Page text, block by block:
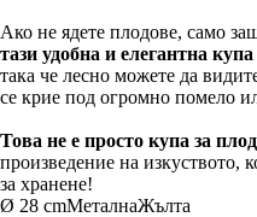
Ако не ядете плодове, само
тази удобна и елегантна
така че лесно можете да
се крие под огромно помело
Това не е просто купа за
произведение на изкуството,
за хранене!
Ø 28 cmМеталнаЖълта